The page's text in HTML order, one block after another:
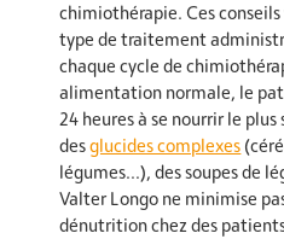
chimiothérapie. Ces
type de traitement
chaque cycle de
alimentation normale, le
24 heures à se nourrir le
desglucides complexes
légumes…), des soupes de
Valter Longo ne minimise
dénutrition chez des